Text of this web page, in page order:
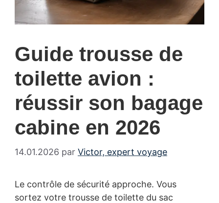
Guide trousse de
toilette avion :
réussir son bagage
cabine en 2026
14.01.2026 par Victor, expert voyage
Le contrôle de sécurité approche. Vous
sortez votre trousse de toilette du sac